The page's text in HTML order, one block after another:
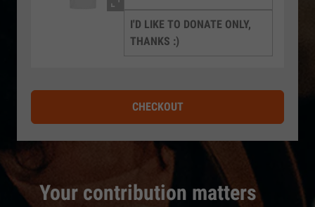
Your contribution matters
I'D LIKE TO DONATE ONLY,
THANKS :)
CHECKOUT